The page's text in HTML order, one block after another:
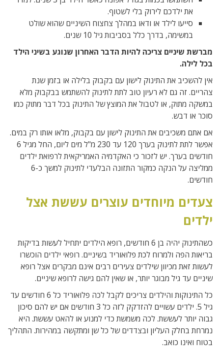
את ילדכם לירוק בלי לשטוף.
סייעו לילד או ודאו במהלך צחצוח השיניים שהוא שולט
במשימה, בדרך כלל בסביבות גיל 10 שנים.
מברשת שיניים צריכה להיות הדבר האחרון שנוגע בשיני הילד
בכל לילה.
אין להשכיב את התינוק לישון עם בקבוק בלילה או בזמן שנת
צהריים. זה גם לא רעיון טוב לתת לתינוק להשתמש בבקבוק מלא
במשקה מתוק, או לטבול את המוצץ של התינוק בכל דבר מתוק כמו
סוכר או דבש.
אם אתם משכיבים את התינוק לישון עם בקבוק, מלאו אותו רק במים.
אפשר לתת לתינוק בערך 120 עד 230 מ"ל מים ליום, החל מגיל 6
חודשים בערך. יש לזכור כי האקדמיה האמריקאית לרפואת ילדים
ממליצה על הנקה כמקור התזונה הבלעדי לתינוק למשך כ-6
חודשים.
צעדים מיוחדים עוצרים עששת אצל
ילדים
כשהתינוק יהיה בן 6 חודשים, רופא הילדים יתחיל לעשות בדיקות
בריאות הפה ולמרוח לכת פלואוריד בשיניים. רופאי ילדים הוכשרו
לעשות זאת מכיוון שילדים צעירים רבים אינם מבקרים אצל רופא
שיניים עד גיל מבוגר יותר, או שאין להם גישה לרופא שיניים.
כל התינוקות והילדים צריכים לקבל לכה פלואוריד כל 6 חודשים עד
גיל 5. ילדים עשויים להזדקק לזה כל 3 חודשים אם יש להם סיכון
גבוה יותר לעששת. לכה משמשת כדי למנוע או להאט עששת. היא
נמרחת בחלק העליון ובצדדים של כל שן ומתקשה במהירות. התהליך
בטוח ואינו כואב.